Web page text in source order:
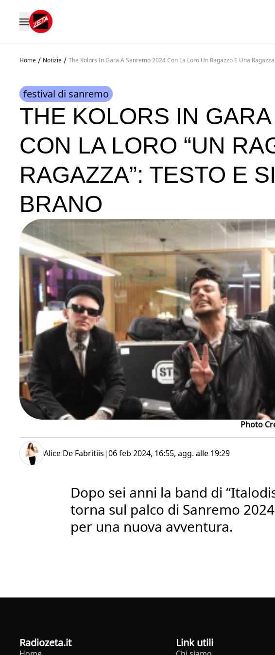
Home / Notizie / The Kolors In Gara A Sanremo 2024 Con La Loro Un Ragazzo E Una
festival di sanremo
THE KOLORS IN
CON LA LORO “UN
RAGAZZA”: TESTO E
BRANO
Photo
Alice De Fabritiis|06 feb 2024, 16:55, agg. alle 19:29
Dopo sei anni la band di
torna sul palco di Sanremo
per una nuova avventura.
radiozeta.it Link utili